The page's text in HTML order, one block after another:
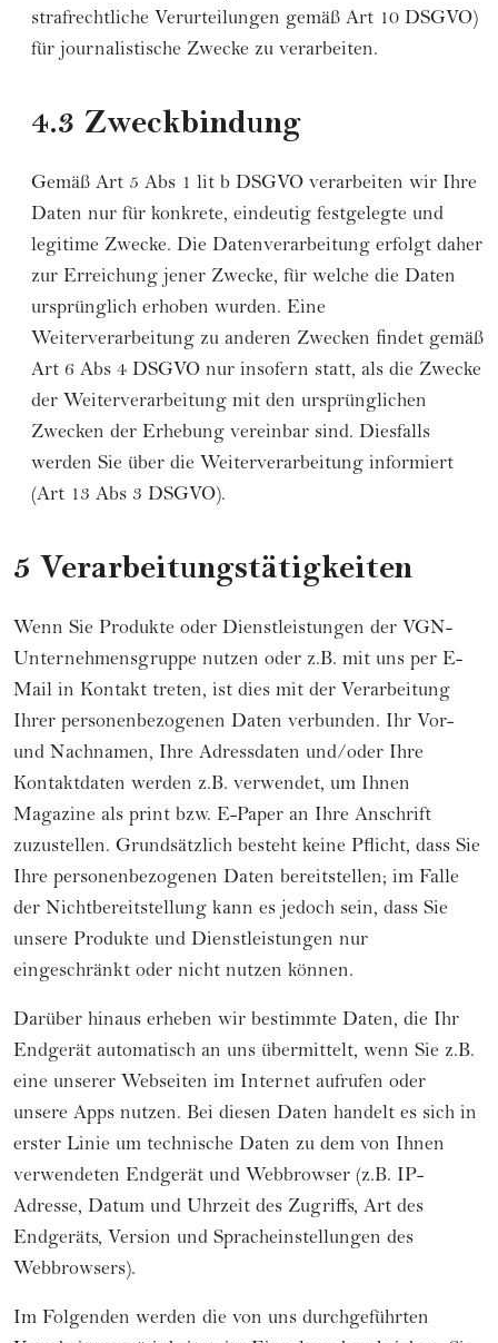
strafrechtliche Verurteilungen gemäß Art 10 DSGVO)
für journalistische Zwecke zu verarbeiten.
4.3 Zweckbindung
Gemäß Art 5 Abs 1 lit b DSGVO verarbeiten wir Ihre
Daten nur für konkrete, eindeutig festgelegte und
legitime Zwecke. Die Datenverarbeitung erfolgt daher
zur Erreichung jener Zwecke, für welche die Daten
ursprünglich erhoben wurden. Eine
Weiterverarbeitung zu anderen Zwecken findet gemäß
Art 6 Abs 4 DSGVO nur insofern statt, als die Zwecke
der Weiterverarbeitung mit den ursprünglichen
Zwecken der Erhebung vereinbar sind. Diesfalls
werden Sie über die Weiterverarbeitung informiert
(Art 13 Abs 3 DSGVO).
5 Verarbeitungstätigkeiten
Wenn Sie Produkte oder Dienstleistungen der VGN-
Unternehmensgruppe nutzen oder z.B. mit uns per E-
Mail in Kontakt treten, ist dies mit der Verarbeitung
Ihrer personenbezogenen Daten verbunden. Ihr Vor-
und Nachnamen, Ihre Adressdaten und/oder Ihre
Kontaktdaten werden z.B. verwendet, um Ihnen
Magazine als print bzw. E-Paper an Ihre Anschrift
zuzustellen. Grundsätzlich besteht keine Pflicht, dass Sie
Ihre personenbezogenen Daten bereitstellen; im Falle
der Nichtbereitstellung kann es jedoch sein, dass Sie
unsere Produkte und Dienstleistungen nur
eingeschränkt oder nicht nutzen können.
Darüber hinaus erheben wir bestimmte Daten, die Ihr
Endgerät automatisch an uns übermittelt, wenn Sie z.B.
eine unserer Webseiten im Internet aufrufen oder
unsere Apps nutzen. Bei diesen Daten handelt es sich in
erster Linie um technische Daten zu dem von Ihnen
verwendeten Endgerät und Webbrowser (z.B. IP-
Adresse, Datum und Uhrzeit des Zugriffs, Art des
Endgeräts, Version und Spracheinstellungen des
Webbrowsers).
Im Folgenden werden die von uns durchgeführten